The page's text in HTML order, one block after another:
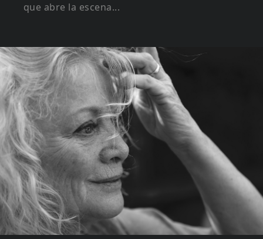
que abre la escena...